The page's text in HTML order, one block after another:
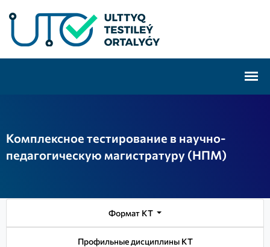
Комплексное тестирование в научно-
педагогическую магистратуру (НПМ)
Формат КТ
Профильные дисциплины КТ